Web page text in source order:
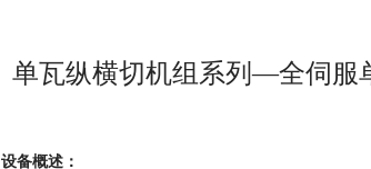
设备概述：